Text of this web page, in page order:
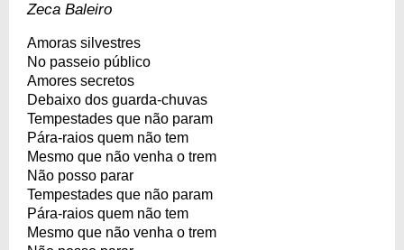
Zeca Baleiro
Amoras silvestres
No passeio público
Amores secretos
Debaixo dos guarda-chuvas
Tempestades que não param
Pára-raios quem não tem
Mesmo que não venha o trem
Não posso parar
Tempestades que não param
Pára-raios quem não tem
Mesmo que não venha o trem